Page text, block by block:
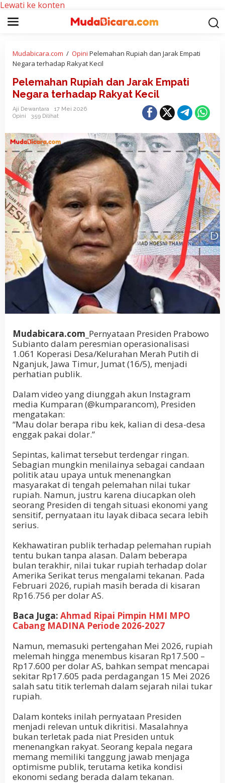
Lewati ke konten
Mudabicara.com / Opini Pelemahan Rupiah dan Jarak Empati
Negara terhadap Rakyat Kecil
Pelemahan Rupiah dan Jarak Empati
Negara terhadap Rakyat Kecil
Aji Dewantara
17 Mei 2026
Opini
359 Dilihat
Mudabicara.com_ Pernyataan Presiden Prabowo
Subianto dalam peresmian operasionalisasi
1.061 Koperasi Desa/Kelurahan Merah Putih di
Nganjuk, Jawa Timur, Jumat (16/5), menjadi
perhatian publik.
Dalam video yang diunggah akun Instagram
media Kumparan (@kumparancom), Presiden
mengatakan:
“Mau dolar berapa ribu kek, kalian di desa-desa
enggak pakai dolar.”
Sepintas, kalimat tersebut terdengar ringan.
Sebagian mungkin menilainya sebagai candaan
politik atau upaya untuk menenangkan
masyarakat di tengah pelemahan nilai tukar
rupiah. Namun, justru karena diucapkan oleh
seorang Presiden di tengah situasi ekonomi yang
sensitif, pernyataan itu layak dibaca secara lebih
serius.
Kekhawatiran publik terhadap pelemahan rupiah
tentu bukan tanpa alasan. Dalam beberapa
bulan terakhir, nilai tukar rupiah terhadap dolar
Amerika Serikat terus mengalami tekanan. Pada
Februari 2026, rupiah masih berada di kisaran
Rp16.756 per dolar AS.
Baca Juga: Ahmad Ripai Pimpin HMI MPO
Cabang MADINA Periode 2026-2027
Namun, memasuki pertengahan Mei 2026, rupiah
melemah hingga menembus kisaran Rp17.500 –
Rp17.600 per dolar AS, bahkan sempat mencapai
sekitar Rp17.605 pada perdagangan 15 Mei 2026
salah satu titik terlemah dalam sejarah nilai tukar
rupiah.
Dalam konteks inilah pernyataan Presiden
menjadi relevan untuk dikritisi. Masalahnya
bukan terletak pada niat Presiden untuk
menenangkan rakyat. Seorang kepala negara
memang memiliki tanggung jawab menjaga
optimisme publik, terutama ketika kondisi
ekonomi sedang berada dalam tekanan.